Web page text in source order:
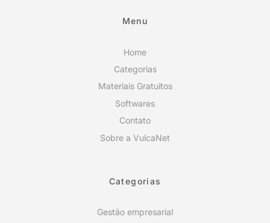
Menu
Home
Categorias
Materiais Gratuitos
Softwares
Contato
Sobre a VulcaNet
Categorias
Gestão empresarial